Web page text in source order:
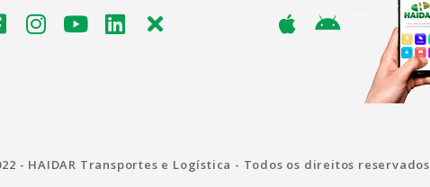
- HAIDAR Transportes e Logística - Todos os direitos reservados